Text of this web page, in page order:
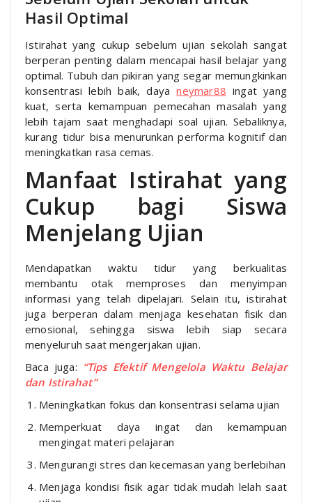
Hasil Optimal
Istirahat yang cukup sebelum ujian sekolah sangat
berperan penting dalam mencapai hasil belajar yang
optimal. Tubuh dan pikiran yang segar memungkinkan
konsentrasi lebih baik, dayaneymar88 ingat yang
kuat, serta kemampuan pemecahan masalah yang
lebih tajam saat menghadapi soal ujian. Sebaliknya,
kurang tidur bisa menurunkan performa kognitif dan
meningkatkan rasa cemas.
Manfaat Istirahat yang
Cukup bagi Siswa
Menjelang Ujian
Mendapatkan waktu tidur yang berkualitas
membantu otak memproses dan menyimpan
informasi yang telah dipelajari. Selain itu, istirahat
juga berperan dalam menjaga kesehatan fisik dan
emosional, sehingga siswa lebih siap secara
menyeluruh saat mengerjakan ujian.
Baca juga: “Tips Efektif Mengelola Waktu Belajar
dan Istirahat”
Meningkatkan fokus dan konsentrasi selama ujian
Memperkuat daya ingat dan kemampuan
mengingat materi pelajaran
Mengurangi stres dan kecemasan yang berlebihan
Menjaga kondisi fisik agar tidak mudah lelah saat